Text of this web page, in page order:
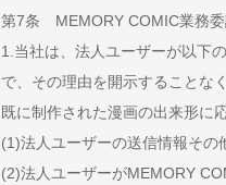
第7条 MEMORY COMIC業務委
1.当社は、法人ユーザーが以下
で、その理由を開示することな
既に制作された漫画の出来形に
(1)法人ユーザーの送信情報その
(2)法人ユーザーがMEMORY